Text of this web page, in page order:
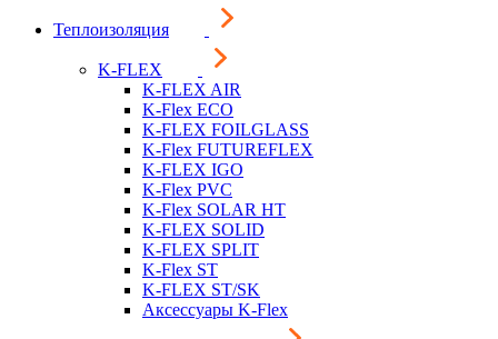
Теплоизоляция
K-FLEX
K-FLEX AIR
K-Flex ECO
K-FLEX FOILGLASS
K-Flex FUTUREFLEX
K-FLEX IGO
K-Flex PVC
K-Flex SOLAR HT
K-FLEX SOLID
K-FLEX SPLIT
K-Flex ST
K-FLEX ST/SK
Аксессуары K-Flex